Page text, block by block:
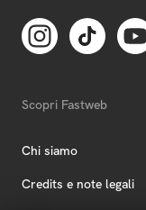
Scopri Fastweb
Chi siamo
Credits e note legali